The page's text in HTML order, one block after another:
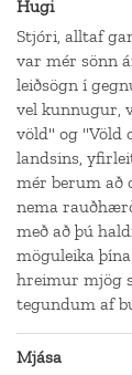
Hugi
Stjóri, alltaf
var mér sönn
leiðsögn í
vel kunnugur,
völd" og "Völd
landsins,
mér berum að
nema
með að þú
möguleika
hreimur mjög
tegundum af
Mjása